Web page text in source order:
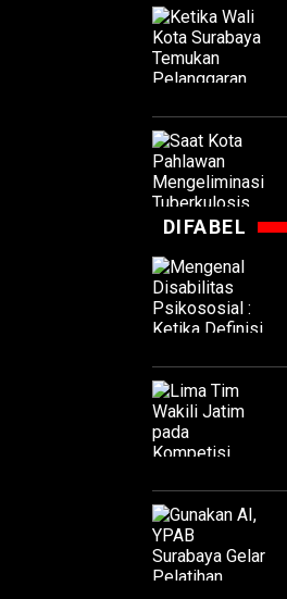
DIFABEL